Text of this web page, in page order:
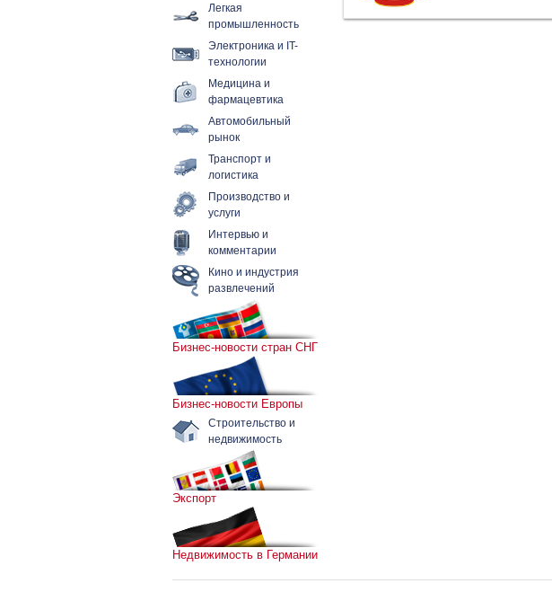
Легкая
промышленность
Электроника и IT-
технологии
Медицина и
фармацевтика
Автомобильный
рынок
Транспорт и
логистика
Производство и
услуги
Интервью и
комментарии
Кино и индустрия
развлечений
Бизнес-новости стран СНГ
Бизнес-новости Европы
Строительство и
недвижимость
Экспорт
Недвижимость в Германии